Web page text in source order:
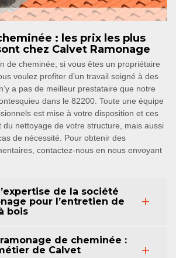
: les prix les plus
chez Calvet Ramonage
de cheminée, si vous êtes un propriétaire
voulez profiter d’un travail soigné à des
a pas de meilleur prestataire que notre
dans le 82200. Toute une équipe
est mise à votre disposition et ces
du nettoyage de votre structure, mais aussi
de nécessité. Pour obtenir des
contactez-nous en nous envoyant
de la société
pour l’entretien de
bois
de cheminée :
de Calvet